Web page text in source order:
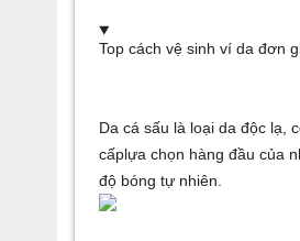
Top cách vệ sinh ví da đơn
Da cá sấu là loại da độc lạ,
cấplựa chọn hàng đầu của
độ bóng tự nhiên.